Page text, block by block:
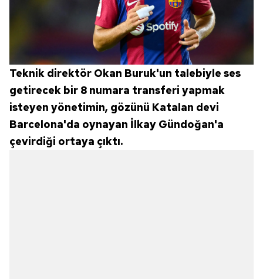
Teknik direktör Okan Buruk'un talebiyle ses
getirecek bir 8 numara transferi yapmak
isteyen yönetimin, gözünü Katalan devi
Barcelona'da oynayan İlkay Gündoğan'a
çevirdiği ortaya çıktı.